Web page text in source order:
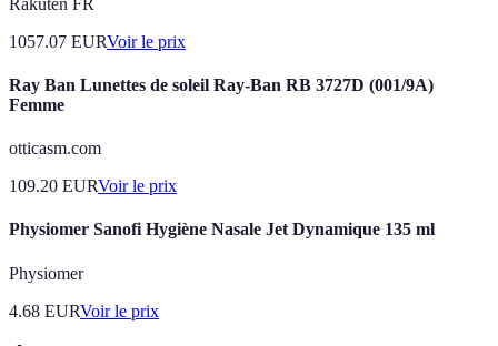
1057.07 EURVoir le prix
Ray Ban Lunettes de soleil Ray-Ban RB 3727D (001/9A)
Femme
otticasm.com
109.20 EURVoir le prix
Physiomer Sanofi Hygiène Nasale Jet Dynamique 135 ml
Physiomer
4.68 EURVoir le prix